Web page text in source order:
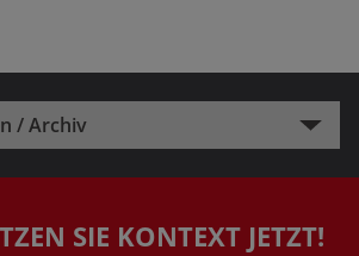
/ Archiv
SIE KONTEXT JETZT!